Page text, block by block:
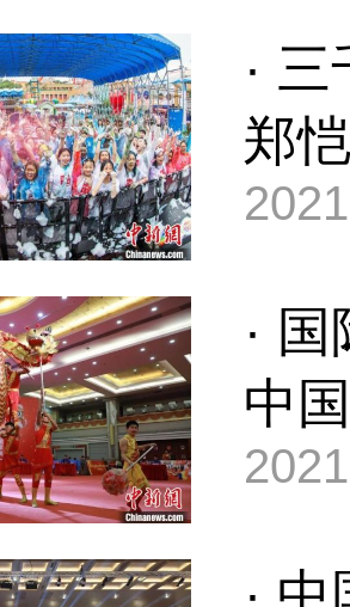
·
郑
·
中